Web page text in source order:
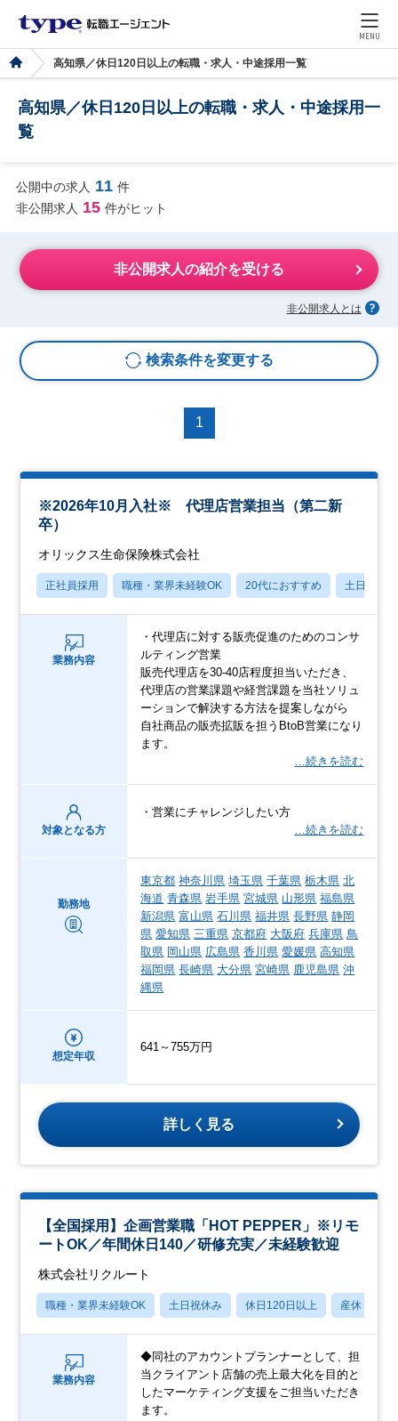
MENU
高知県／休日120日以上の転職・求人・中途採用一覧
高知県／休日120日以上の転職・求人・中途採用一
覧
公開中の求人 11 件
非公開求人 15 件がヒット
非公開求人の紹介を受ける
非公開求人とは
検索条件を変更する
1
※2026年10月入社※ 代理店営業担当（第二新
卒）
オリックス生命保険株式会社
正社員採用 職種・業界未経験OK 20代におすすめ 土日祝休み
業務内容
・代理店に対する販売促進のためのコンサ
ルティング営業
販売代理店を30-40店程度担当いただき、
代理店の営業課題や経営課題を当社ソリュ
ーションで解決する方法を提案しながら
自社商品の販売拡販を担うBtoB営業になり
ます。
…続きを読む
対象となる方
・営業にチャレンジしたい方
…続きを読む
勤務地
東京都 神奈川県 埼玉県 千葉県 栃木県 北
海道 青森県 岩手県 宮城県 山形県 福島県
新潟県 富山県 石川県 福井県 長野県 静岡
県 愛知県 三重県 京都府 大阪府 兵庫県 鳥
取県 岡山県 広島県 香川県 愛媛県 高知県
福岡県 長崎県 大分県 宮崎県 鹿児島県 沖
縄県
想定年収
641～755万円
詳しく見る
【全国採用】企画営業職「HOT PEPPER」※リモ
ートOK／年間休日140／研修充実／未経験歓迎
株式会社リクルート
職種・業界未経験OK 土日祝休み 休日120日以上 産休・育休
業務内容
◆同社のアカウントプランナーとして、担
当クライアント店舗の売上最大化を目的と
したマーケティング支援をご担当いただき
ます。